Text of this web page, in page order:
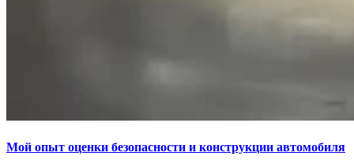
Мой опыт оценки безопасности и конструкции автомобиля